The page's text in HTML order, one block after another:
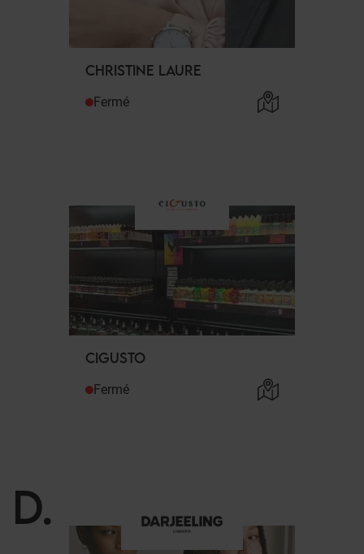
CHRISTINE LAURE
Fermé
CIGUSTO
Fermé
D.